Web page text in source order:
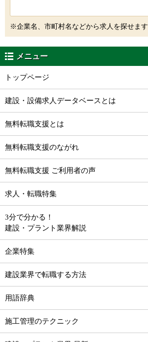
※企業名、市町村名などから求人を探せます
メニュー
トップページ
建設・設備求人データベースとは
無料転職支援とは
無料転職支援のながれ
無料転職支援 ご利用者の声
求人・転職特集
3分で分かる！
建設・プラント業界解説
企業特集
建設業界で転職する方法
用語辞典
施工管理のテクニック